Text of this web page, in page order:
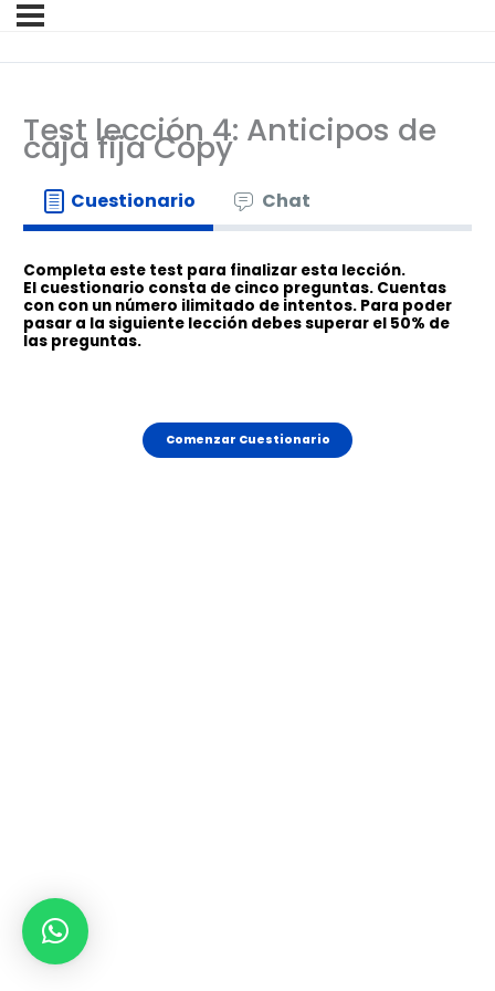
Test lección 4: Anticipos de
caja fija Copy
Cuestionario Chat
Completa este test para finalizar esta lección.
El cuestionario consta de cinco preguntas. Cuentas
con con unnúmero ilimitado de intentos. Para poder
pasar a la siguiente lección debes superar el 50% de
las preguntas.